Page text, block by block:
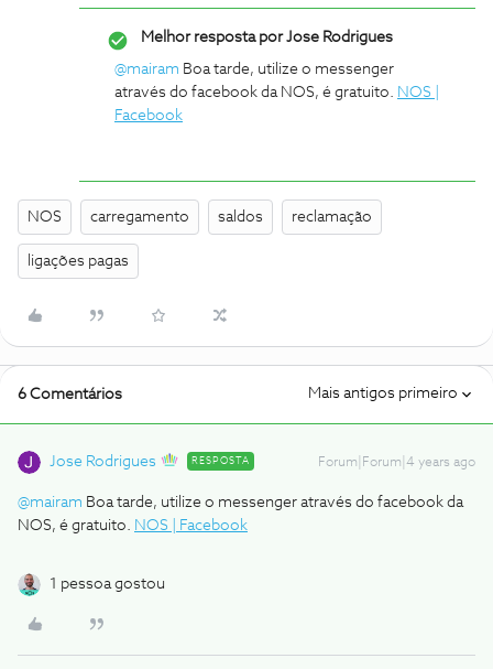
Melhor resposta porJose Rodrigues
@mairam Boa tarde, utilize o messenger
através do facebook da NOS, é gratuito. NOS |
Facebook
NOS carregamento saldos reclamação
ligações pagas
6 Comentários Mais antigos primeiro
Jose Rodrigues RESPOSTA Forum|Forum|4 years ago
@mairam Boa tarde, utilize o messenger através do facebook da
NOS, é gratuito. NOS | Facebook
1 pessoa gostou